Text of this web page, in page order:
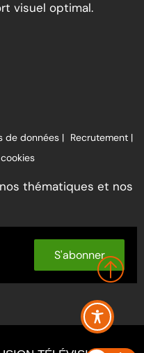
visuel optimal.
de données | Recrutement |
thématiques et nos
S'abonner